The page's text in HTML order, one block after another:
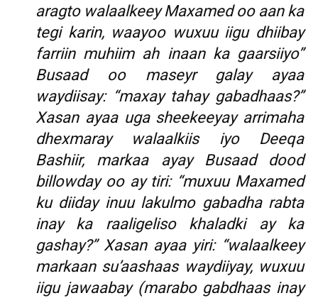
aragto walaalkeey Maxamed oo aan ka
tegi karin, waayoo wuxuu iigu dhiibay
farriin muhiim ah inaan ka gaarsiiyo”
Busaad oo maseyr galay ayaa
waydiisay: “maxay tahay gabadhaas?”
Xasan ayaa uga sheekeeyay arrimaha
dhexmaray walaalkiis iyo Deeqa
Bashiir, markaa ayay Busaad dood
billowday oo ay tiri: “muxuu Maxamed
ku diiday inuu lakulmo gabadha rabta
inay ka raaligeliso khaladki ay ka
gashay?” Xasan ayaa yiri: “walaalkeey
markaan su’aashaas waydiiyay, wuxuu
iigu jawaabay (marabo gabdhaas inay